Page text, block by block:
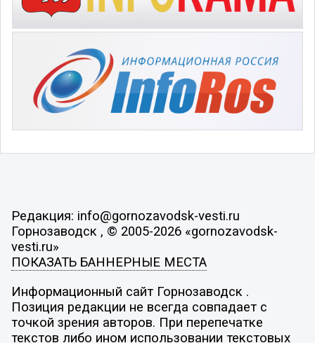
Редакция: info@gornozavodsk-vesti.ru
Горнозаводск , © 2005-2026 «gornozavodsk-
vesti.ru»
ПОКАЗАТЬ БАННЕРНЫЕ МЕСТА
Информационный сайт Горнозаводск .
Позиция редакции не всегда совпадает с
точкой зрения авторов. При перепечатке
текстов либо ином использовании текстовых